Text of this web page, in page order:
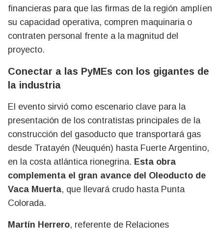
financieras para que las firmas de la región amplíen
su capacidad operativa, compren maquinaria o
contraten personal frente a la magnitud del
proyecto.
Conectar a las PyMEs con los gigantes de
la industria
El evento sirvió como escenario clave para la
presentación de los contratistas principales de la
construcción del gasoducto que transportará gas
desde Tratayén (Neuquén) hasta Fuerte Argentino,
en la costa atlántica rionegrina. Esta obra
complementa el gran avance del Oleoducto de
Vaca Muerta, que llevará crudo hasta Punta
Colorada.
Martín Herrero, referente de Relaciones